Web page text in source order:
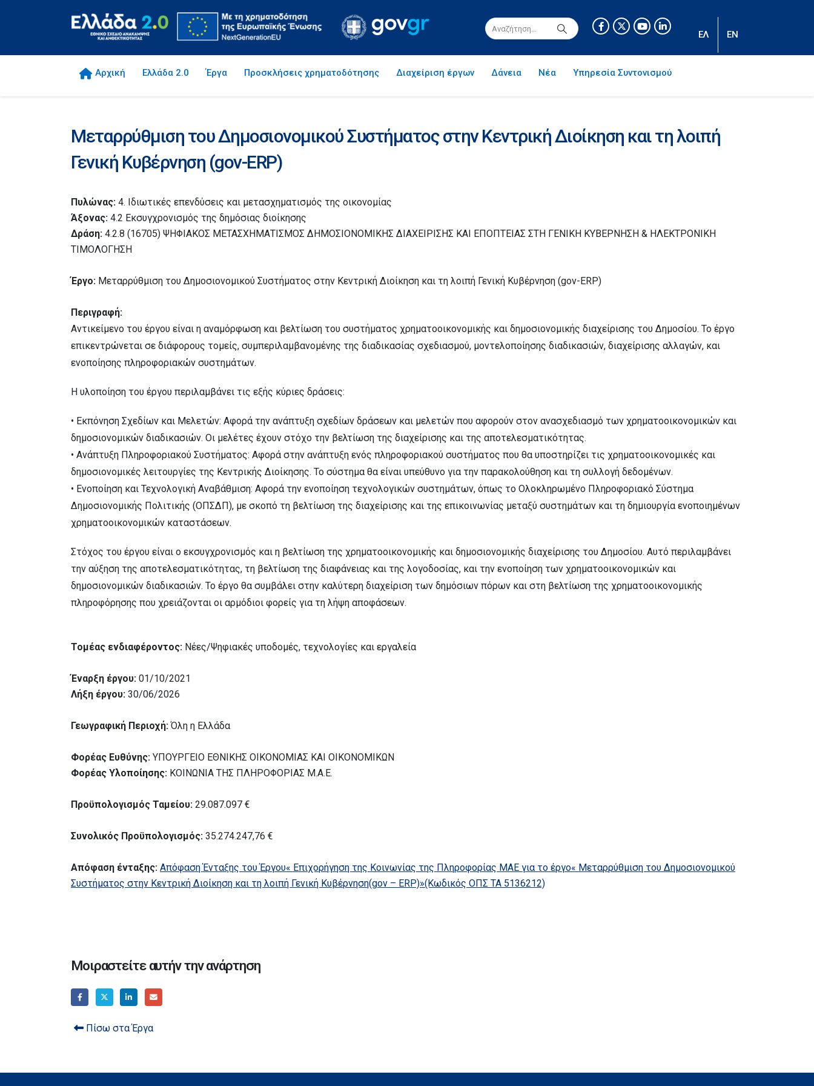
ΕΛ EN
Αρχική Ελλάδα 2.0 Έργα Προσκλήσεις χρηματοδότησης Διαχείριση έργων Δάνεια Νέα Υπηρεσία Συντονισμού
Μεταρρύθμιση του Δημοσιονομικού Συστήματος στην Κεντρική Διοίκηση και τη λοιπή
Γενική Κυβέρνηση (gov-ERP)
Πυλώνας: 4. Ιδιωτικές επενδύσεις και μετασχηματισμός της οικονομίας
Άξονας: 4.2 Εκσυγχρονισμός της δημόσιας διοίκησης
Δράση: 4.2.8 (16705) ΨΗΦΙΑΚΟΣ ΜΕΤΑΣΧΗΜΑΤΙΣΜΟΣ ΔΗΜΟΣΙΟΝΟΜΙΚΗΣ ΔΙΑΧΕΙΡΙΣΗΣ ΚΑΙ ΕΠΟΠΤΕΙΑΣ ΣΤΗ ΓΕΝΙΚΗ ΚΥΒΕΡΝΗΣΗ & ΗΛΕΚΤΡΟΝΙΚΗ
ΤΙΜΟΛΟΓΗΣΗ
Έργο: Μεταρρύθμιση του Δημοσιονομικού Συστήματος στην Κεντρική Διοίκηση και τη λοιπή Γενική Κυβέρνηση (gov-ERP)
Περιγραφή:
Αντικείμενο του έργου είναι η αναμόρφωση και βελτίωση του συστήματος χρηματοοικονομικής και δημοσιονομικής διαχείρισης του Δημοσίου. Το έργο
επικεντρώνεται σε διάφορους τομείς, συμπεριλαμβανομένης της διαδικασίας σχεδιασμού, μοντελοποίησης διαδικασιών, διαχείρισης αλλαγών, και
ενοποίησης πληροφοριακών συστημάτων.
Η υλοποίηση του έργου περιλαμβάνει τις εξής κύριες δράσεις:
• Εκπόνηση Σχεδίων και Μελετών: Αφορά την ανάπτυξη σχεδίων δράσεων και μελετών που αφορούν στον ανασχεδιασμό των χρηματοοικονομικών και
δημοσιονομικών διαδικασιών. Οι μελέτες έχουν στόχο την βελτίωση της διαχείρισης και της αποτελεσματικότητας.
• Ανάπτυξη Πληροφοριακού Συστήματος: Αφορά στην ανάπτυξη ενός πληροφοριακού συστήματος που θα υποστηρίζει τις χρηματοοικονομικές και
δημοσιονομικές λειτουργίες της Κεντρικής Διοίκησης. Το σύστημα θα είναι υπεύθυνο για την παρακολούθηση και τη συλλογή δεδομένων.
• Ενοποίηση και Τεχνολογική Αναβάθμιση: Αφορά την ενοποίηση τεχνολογικών συστημάτων, όπως το Ολοκληρωμένο Πληροφοριακό Σύστημα
Δημοσιονομικής Πολιτικής (ΟΠΣΔΠ), με σκοπό τη βελτίωση της διαχείρισης και της επικοινωνίας μεταξύ συστημάτων και τη δημιουργία ενοποιημένων
χρηματοοικονομικών καταστάσεων.
Στόχος του έργου είναι ο εκσυγχρονισμός και η βελτίωση της χρηματοοικονομικής και δημοσιονομικής διαχείρισης του Δημοσίου. Αυτό περιλαμβάνει
την αύξηση της αποτελεσματικότητας, τη βελτίωση της διαφάνειας και της λογοδοσίας, και την ενοποίηση των χρηματοοικονομικών και
δημοσιονομικών διαδικασιών. Το έργο θα συμβάλει στην καλύτερη διαχείριση των δημόσιων πόρων και στη βελτίωση της χρηματοοικονομικής
πληροφόρησης που χρειάζονται οι αρμόδιοι φορείς για τη λήψη αποφάσεων.
Τομέας ενδιαφέροντος: Νέες/Ψηφιακές υποδομές, τεχνολογίες και εργαλεία
Έναρξη έργου: 01/10/2021
Λήξη έργου: 30/06/2026
Γεωγραφική Περιοχή:Όλη η Ελλάδα
Φορέας Ευθύνης: ΥΠΟΥΡΓΕΙΟ ΕΘΝΙΚΗΣ ΟΙΚΟΝΟΜΙΑΣ ΚΑΙ ΟΙΚΟΝΟΜΙΚΩΝ
Φορέας Υλοποίησης: ΚΟΙΝΩΝΙΑ ΤΗΣ ΠΛΗΡΟΦΟΡΙΑΣ Μ.Α.Ε.
Προϋπολογισμός Ταμείου: 29.087.097 €
Συνολικός Προϋπολογισμός: 35.274.247,76 €
Απόφαση ένταξης: Απόφαση Ένταξης του Έργου« Επιχορήγηση της Κοινωνίας της Πληροφορίας ΜΑΕ για το έργο« Μεταρρύθμιση του Δημοσιονομικού
Συστήματος στην Κεντρική Διοίκηση και τη λοιπή Γενική Κυβέρνηση(gov – ERP)»(Κωδικός ΟΠΣ ΤΑ 5136212)
Μοιραστείτε αυτήν την ανάρτηση
Πίσω στα Έργα